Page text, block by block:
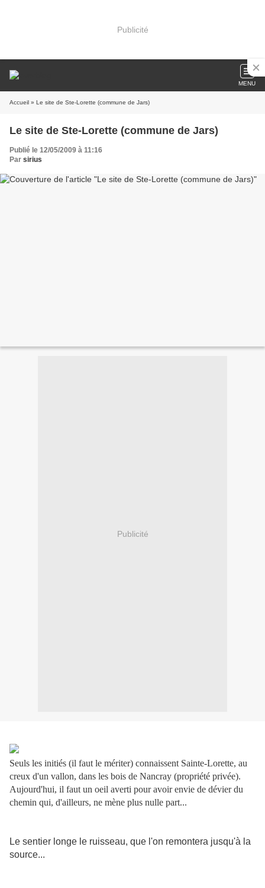
Publicité
MENU
Accueil » Le site de Ste-Lorette (commune de Jars)
Le site de Ste-Lorette (commune de Jars)
Publié le 12/05/2009 à 11:16
Par sirius
Publicité
Seuls les initiés (il faut le mériter) connaissent Sainte-Lorette, au
creux d'un vallon, dans les bois de Nancray (propriété privée).
Aujourd'hui, il faut un oeil averti pour avoir envie de dévier du
chemin qui, d'ailleurs, ne mène plus nulle part...
Le sentier longe le ruisseau, que l'on remontera jusqu'à la
source...